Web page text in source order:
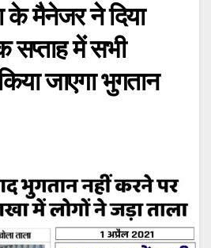
के मैनेजर ने दिया
में सभी
जाएगा भुगतान